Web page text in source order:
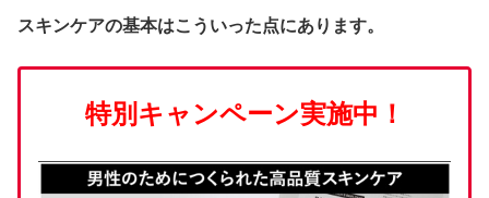
スキンケアの基本はこういった点にあります。
特別キャンペーン実施中！